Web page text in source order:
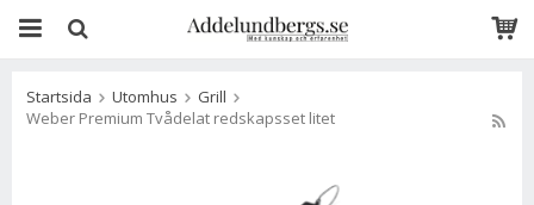
Startsida Utomhus
Grill
Weber Premium Tvådelat redskapsset litet